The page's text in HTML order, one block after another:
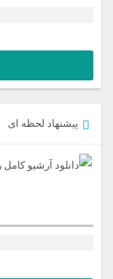
پیشنهاد لحظه ای